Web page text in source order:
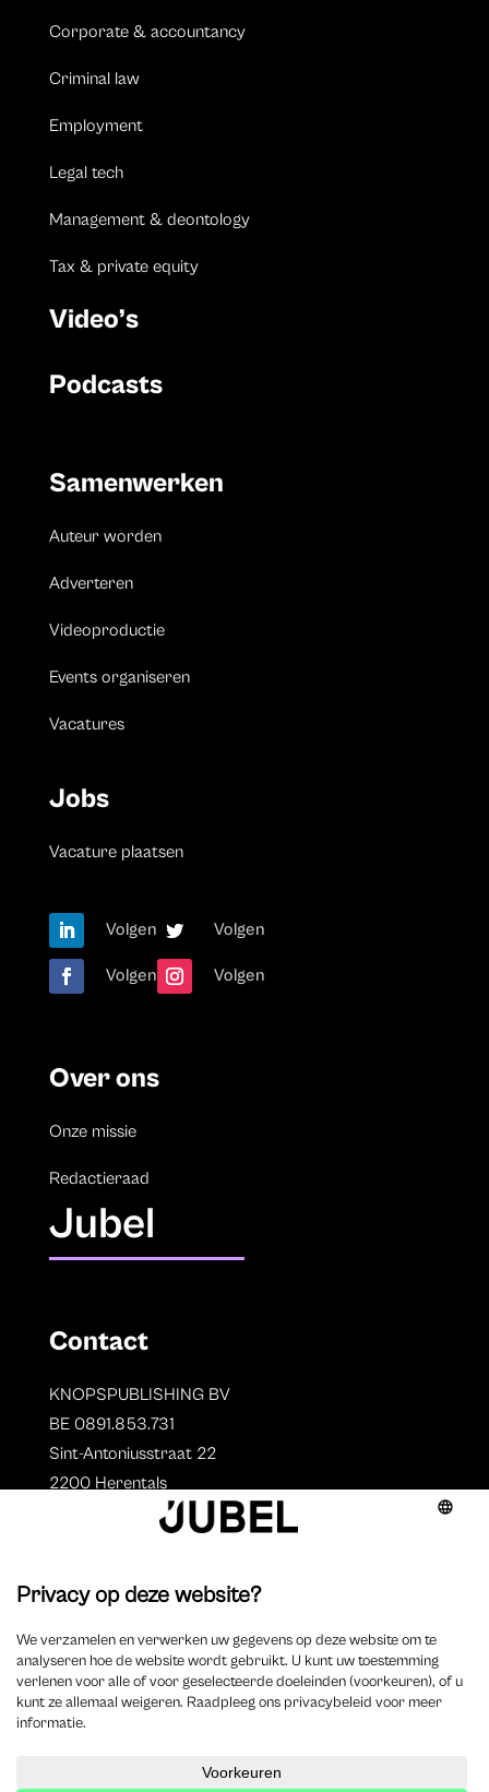
Corporate & accountancy
Criminal law
Employment
Legal tech
Management & deontology
Tax & private equity
Video’s
Podcasts
Samenwerken
Auteur worden
Adverteren
Videoproductie
Events organiseren
Vacatures
Jobs
Vacature plaatsen
Volgen Volgen
Volgen Volgen
Over ons
Onze missie
Redactieraad
Jubel
Contact
KNOPSPUBLISHING BV
BE 0891.853.731
Sint-Antoniusstraat 22
2200 Herentals
Auteurs
Overzicht auteurs
Auteur worden?